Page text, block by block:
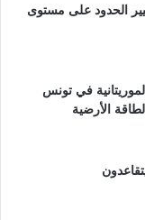
الحدود على مستوى
في تونس
الأرضية